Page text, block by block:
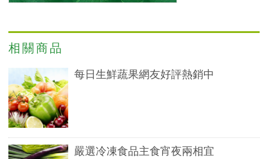
相關商品
每日生鮮蔬果網友好評熱銷中
嚴選冷凍食品主食宵夜兩相宜